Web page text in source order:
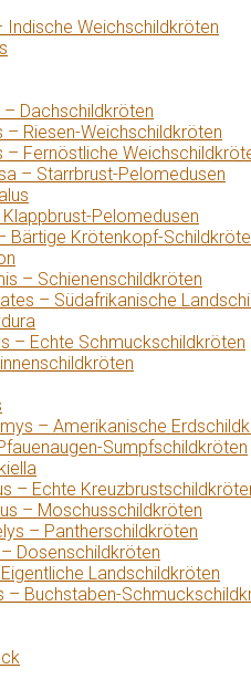
Indische Weichschildkröten
– Dachschildkröten
– Riesen-Weichschildkröten
– Fernöstliche
– Starrbrust-Pelomedusen
Pelomedusen
Bärtige Krötenkopf-
– Schienenschildkröten
– Südafrikanische
– Echte Schmuckschildkröten
– Amerikanische
Sumpfschildkröten
– Echte
– Moschusschildkröten
– Pantherschildkröten
Dosenschildkröten
Landschildkröten
– Buchstaben-